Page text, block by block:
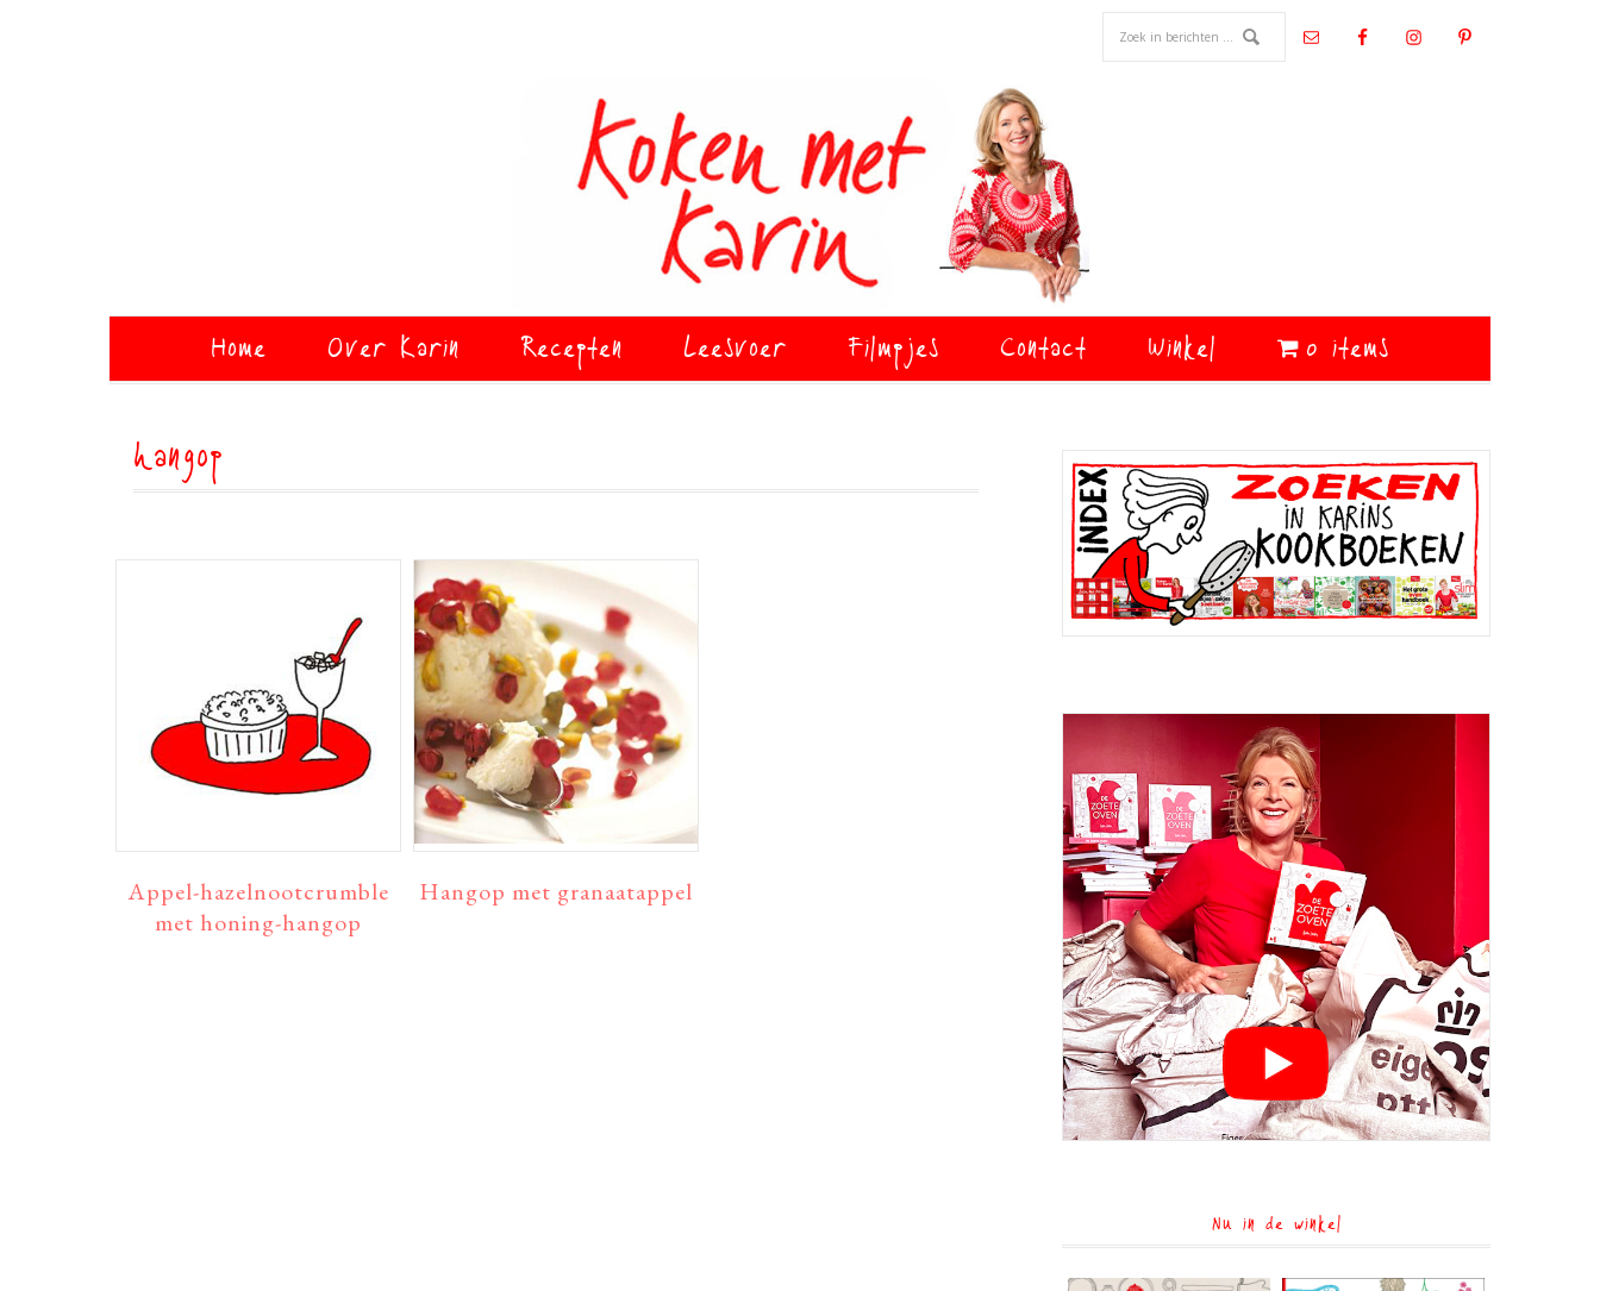
Home Over Karin Recepten Leesvoer Filmpjes Contact Winkel 0 items
hangop
Appel-hazelnootcrumble
met honing-hangop
Hangop met granaatappel
Primaire
Sidebar
Nu in de winkel